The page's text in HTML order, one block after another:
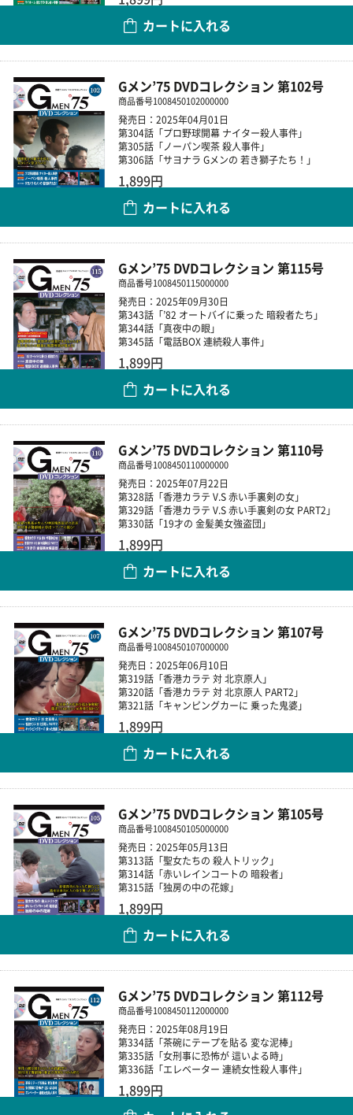
カートに入れる
Gメン’75 DVDコレクション 第102号
商品番号1008450102000000
発売日：2025年04月01日
第304話「プロ野球開幕 ナイター殺人事件」
第305話「ノーパン喫茶 殺人事件」
第306話「サヨナラ Gメンの 若き獅子たち！」
1,899円
カートに入れる
Gメン’75 DVDコレクション 第115号
商品番号1008450115000000
発売日：2025年09月30日
第343話「’82 オートバイに乗った 暗殺者たち」
第344話「真夜中の眼」
第345話「電話BOX 連続殺人事件」
1,899円
カートに入れる
Gメン’75 DVDコレクション 第110号
商品番号1008450110000000
発売日：2025年07月22日
第328話「香港カラテ V.S 赤い手裏剣の女」
第329話「香港カラテ V.S 赤い手裏剣の女 PART2」
第330話「19才の 金髪美女強盗団」
1,899円
カートに入れる
Gメン’75 DVDコレクション 第107号
商品番号1008450107000000
発売日：2025年06月10日
第319話「香港カラテ 対 北京原人」
第320話「香港カラテ 対 北京原人 PART2」
第321話「キャンピングカーに 乗った鬼婆」
1,899円
カートに入れる
Gメン’75 DVDコレクション 第105号
商品番号1008450105000000
発売日：2025年05月13日
第313話「聖女たちの 殺人トリック」
第314話「赤いレインコートの 暗殺者」
第315話「独房の中の花嫁」
1,899円
カートに入れる
Gメン’75 DVDコレクション 第112号
商品番号1008450112000000
発売日：2025年08月19日
第334話「茶碗にテープを貼る 変な泥棒」
第335話「女刑事に恐怖が 這いよる時」
第336話「エレベーター 連続女性殺人事件」
1,899円